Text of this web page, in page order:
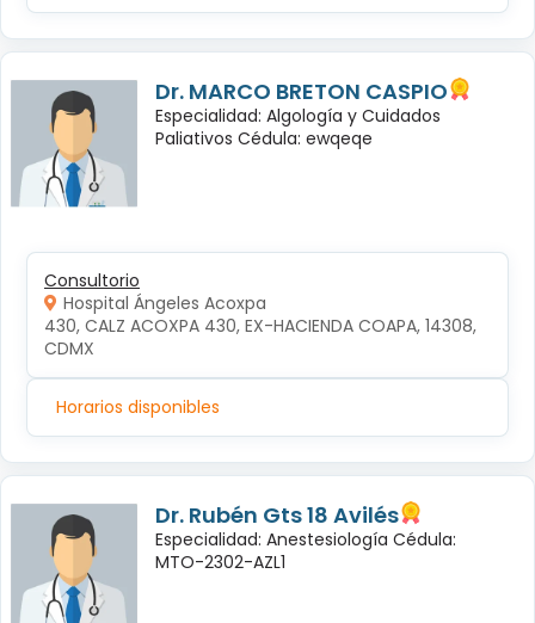
Dr. MARCO BRETON CASPIO
Especialidad: Algología y Cuidados
Paliativos Cédula: ewqeqe
Consultorio
Hospital Ángeles Acoxpa
430, CALZ ACOXPA 430, EX-HACIENDA COAPA, 14308,
CDMX
Horarios disponibles
Dr. Rubén Gts 18 Avilés
Especialidad: Anestesiología Cédula:
MTO-2302-AZL1